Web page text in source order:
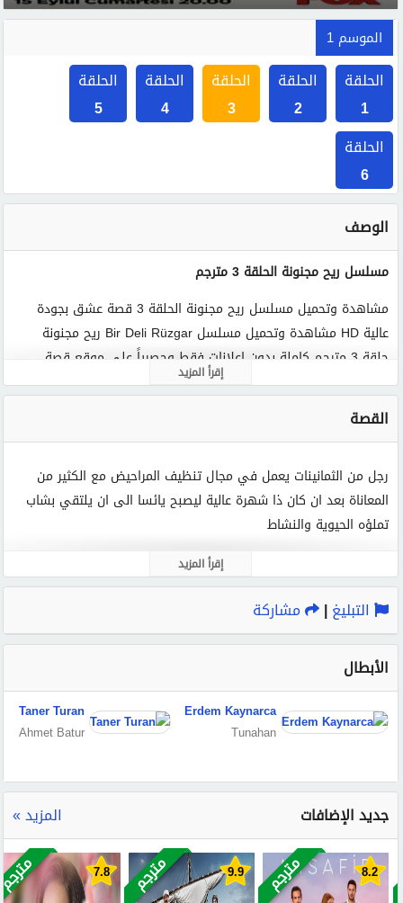
الموسم 1
الحلقة
1
الحلقة
2
الحلقة
3
الحلقة
4
الحلقة
5
الحلقة
6
الوصف
مسلسل ريح مجنونة الحلقة 3 مترجم
مشاهدة وتحميل مسلسل ريح مجنونة الحلقة 3 قصة عشق بجودة
عالية HD مشاهدة وتحميل مسلسل Bir Deli Rüzgar ريح مجنونة
حلقة 3 مترجم كاملة بدون اعلانات فقط وحصرياً على موقع قصة
عشق فيديو.
الكلمات الدلالية :
ريح مجنونة
مسلسل ريح مجنونة
ريح مجنونة الحلقة 3
مسلسل ريح مجنونة حلقة 3
ريح مجنونة الحلقة 3 مترجم
مسلسل ريح مجنونة الحلقة 3
ريح مجنونة 3 قصة عشق
ريح مجنونة 3
إقرأ المزيد
القصة
رجل من الثمانينات يعمل في مجال تنظيف المراحيض مع الكثير من
المعاناة بعد ان كان ذا شهرة عالية ليصبح يائسا الى ان يلتقي بشاب
تملؤه الحيوية والنشاط
إقرأ المزيد
التبليغ| مشاركة
الأبطال
Erdem Kaynarca
Tunahan
Taner Turan
Ahmet Batur
جديد الإضافات المزيد »
8.2 مترجم 9.9 مترجم 7.8